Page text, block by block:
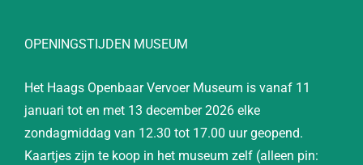
OPENINGSTIJDEN MUSEUM
Het Haags Openbaar Vervoer Museum is vanaf 11
januari tot en met 13 december 2026 elke
zondagmiddag van 12.30 tot 17.00 uur geopend.
Kaartjes zijn te koop in het museum zelf (alleen pin: